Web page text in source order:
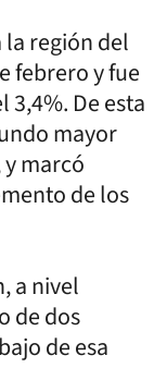
región del
febrero y fue
3,4%. De esta
mayor
marcó
de los
a nivel
de dos
de esa